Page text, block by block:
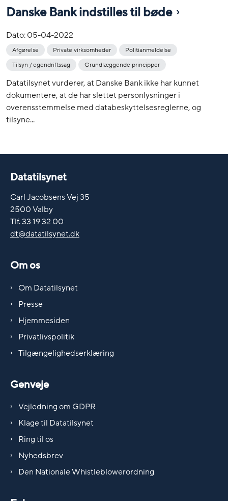
Danske Bank indstilles til bøde
Dato:05-04-2022
Afgørelse Private virksomheder
Politianmeldelse
Tilsyn / egendriftssag
Grundlæggende principper
Datatilsynet vurderer, at Danske Bank ikke har kunnet
dokumentere, at de har slettet personlysninger i
overensstemmelse med databeskyttelsesreglerne, og
tilsyne...
Datatilsynet
Carl Jacobsens Vej 35
2500 Valby
Tlf. 33 19 32 00
dt@datatilsynet.dk
Om os
Om Datatilsynet
Presse
Hjemmesiden
Privatlivspolitik
Tilgængelighedserklæring
Genveje
Vejledning om GDPR
Klage til Datatilsynet
Ring til os
Nyhedsbrev
Den Nationale Whistleblowerordning